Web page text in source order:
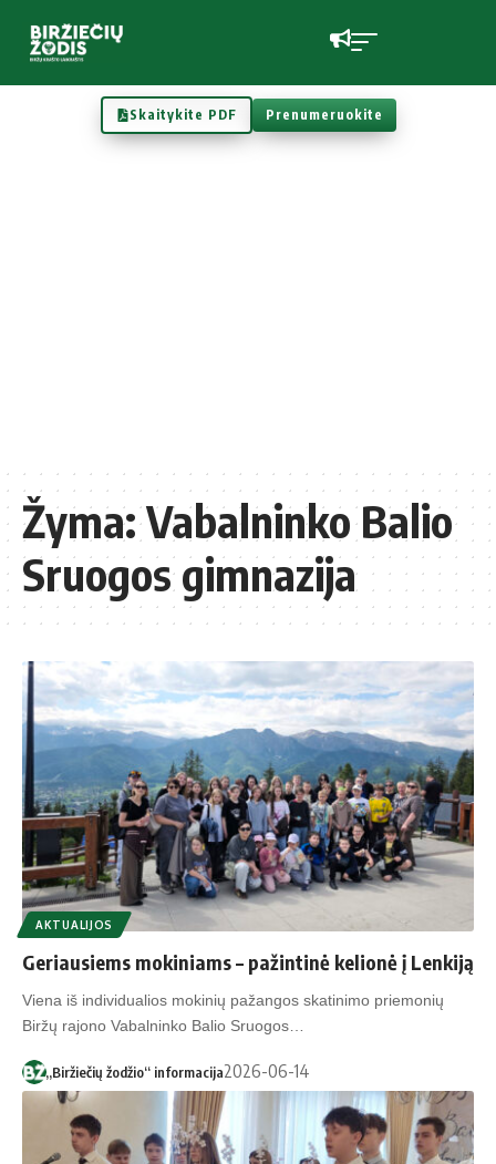
Skaitykite PDF Prenumeruokite
Žyma:Vabalninko Balio
Sruogos gimnazija
AKTUALIJOS
Geriausiems mokiniams – pažintinė kelionė į Lenkiją
Viena iš individualios mokinių pažangos skatinimo priemonių
Biržų rajono Vabalninko Balio Sruogos…
„Biržiečių žodžio“ informacija2026-06-14